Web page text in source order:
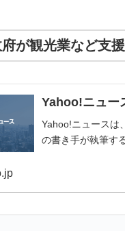
が観光業など支
Yahoo!ニュー
Yahoo!ニュースは
の書き手が執筆す